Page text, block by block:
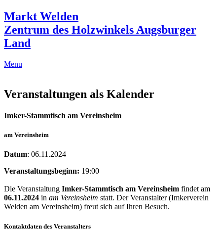
Markt Welden
Zentrum des Holzwinkels Augsburger
Land
Menu
Veranstaltungen als Kalender
Imker-Stammtisch am Vereinsheim
am Vereinsheim
Datum: 06.11.2024
Veranstaltungsbeginn: 19:00
Die Veranstaltung Imker-Stammtisch am Vereinsheim findet am
06.11.2024 in am Vereinsheim statt. Der Veranstalter (Imkerverein
Welden am Vereinsheim) freut sich auf Ihren Besuch.
Kontaktdaten des Veranstalters